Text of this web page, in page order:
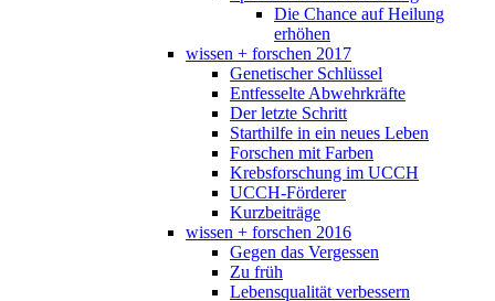
Die Chance auf Heilung
erhöhen
wissen + forschen 2017
Genetischer Schlüssel
Entfesselte Abwehrkräfte
Der letzte Schritt
Starthilfe in ein neues Leben
Forschen mit Farben
Krebsforschung im UCCH
UCCH-Förderer
Kurzbeiträge
wissen + forschen 2016
Gegen das Vergessen
Zu früh
Lebensqualität verbessern